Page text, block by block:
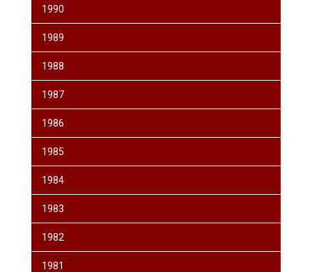
1990
1989
1988
1987
1986
1985
1984
1983
1982
1981